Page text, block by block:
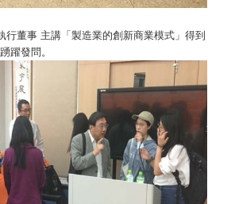
行董事 主講「製造業的創新商業模式」得到
躍發問。